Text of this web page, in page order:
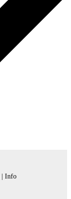
Info